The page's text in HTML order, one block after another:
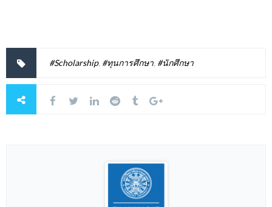
#Scholarship, #ทุนการศึกษา, #นักศึกษา